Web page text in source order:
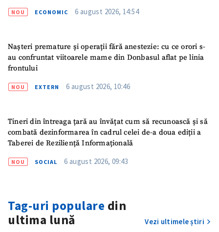
NOU ECONOMIC 6 august 2026, 14:54
Nașteri premature și operații fără anestezie: cu ce orori s-
au confruntat viitoarele mame din Donbasul aflat pe linia
frontului
NOU EXTERN 6 august 2026, 10:46
Tineri din întreaga țară au învățat cum să recunoască și să
combată dezinformarea în cadrul celei de-a doua ediții a
Taberei de Reziliență Informațională
NOU SOCIAL 6 august 2026, 09:43
Tag-uri populare din
ultima lună
Vezi ultimele știri
ȘTIREA MEA
Fotografie
+ Încarcă imagine
Link media+ Link media
Mesajul știrei
+ Mesajul știrei